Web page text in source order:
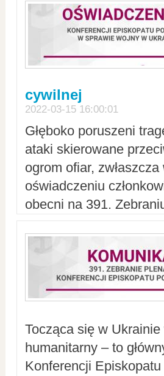
cywilnej
2022-03-15 16:00:01
Głęboko poruszeni
ataki skierowane
ogrom ofiar,
oświadczeniu
obecni na 391.
Tocząca się w
humanitarny – to
Konferencji